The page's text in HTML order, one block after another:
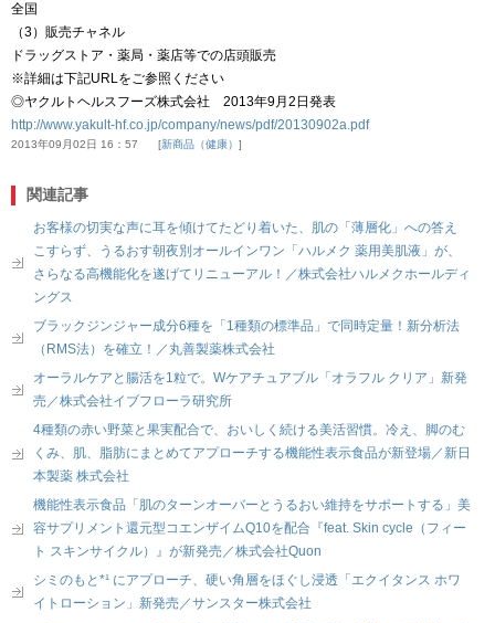
全国
（3）販売チャネル
ドラッグストア・薬局・薬店等での店頭販売
※詳細は下記URLをご参照ください
◎ヤクルトヘルスフーズ株式会社 2013年9月2日発表
http://www.yakult-hf.co.jp/company/news/pdf/20130902a.pdf
2013年09月02日 16：57 新商品（健康）
関連記事
お客様の切実な声に耳を傾けてたどり着いた、肌の「薄層化」への答え
こすらず、うるおす朝夜別オールインワン「ハルメク 薬用美肌液」が、
さらなる高機能化を遂げてリニューアル！／株式会社ハルメクホールディ
ングス
ブラックジンジャー成分6種を「1種類の標準品」で同時定量！新分析法
（RMS法）を確立！／丸善製薬株式会社
オーラルケアと腸活を1粒で。Wケアチュアブル「オラフル クリア」新発
売／株式会社イブフローラ研究所
4種類の赤い野菜と果実配合で、おいしく続ける美活習慣。冷え、脚のむ
くみ、肌、脂肪にまとめてアプローチする機能性表示食品が新登場／新日
本製薬 株式会社
機能性表示食品「肌のターンオーバーとうるおい維持をサポートする」美
容サプリメント還元型コエンザイムQ10を配合『feat. Skin cycle（フィー
ト スキンサイクル）』が新発売／株式会社Quon
シミのもと*¹ にアプローチ、硬い角層をほぐし浸透「エクイタンス ホワ
イトローション」新発売／サンスター株式会社